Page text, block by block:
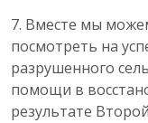
7. Вместе мы
посмотреть на
разрушенного
помощи в
результате